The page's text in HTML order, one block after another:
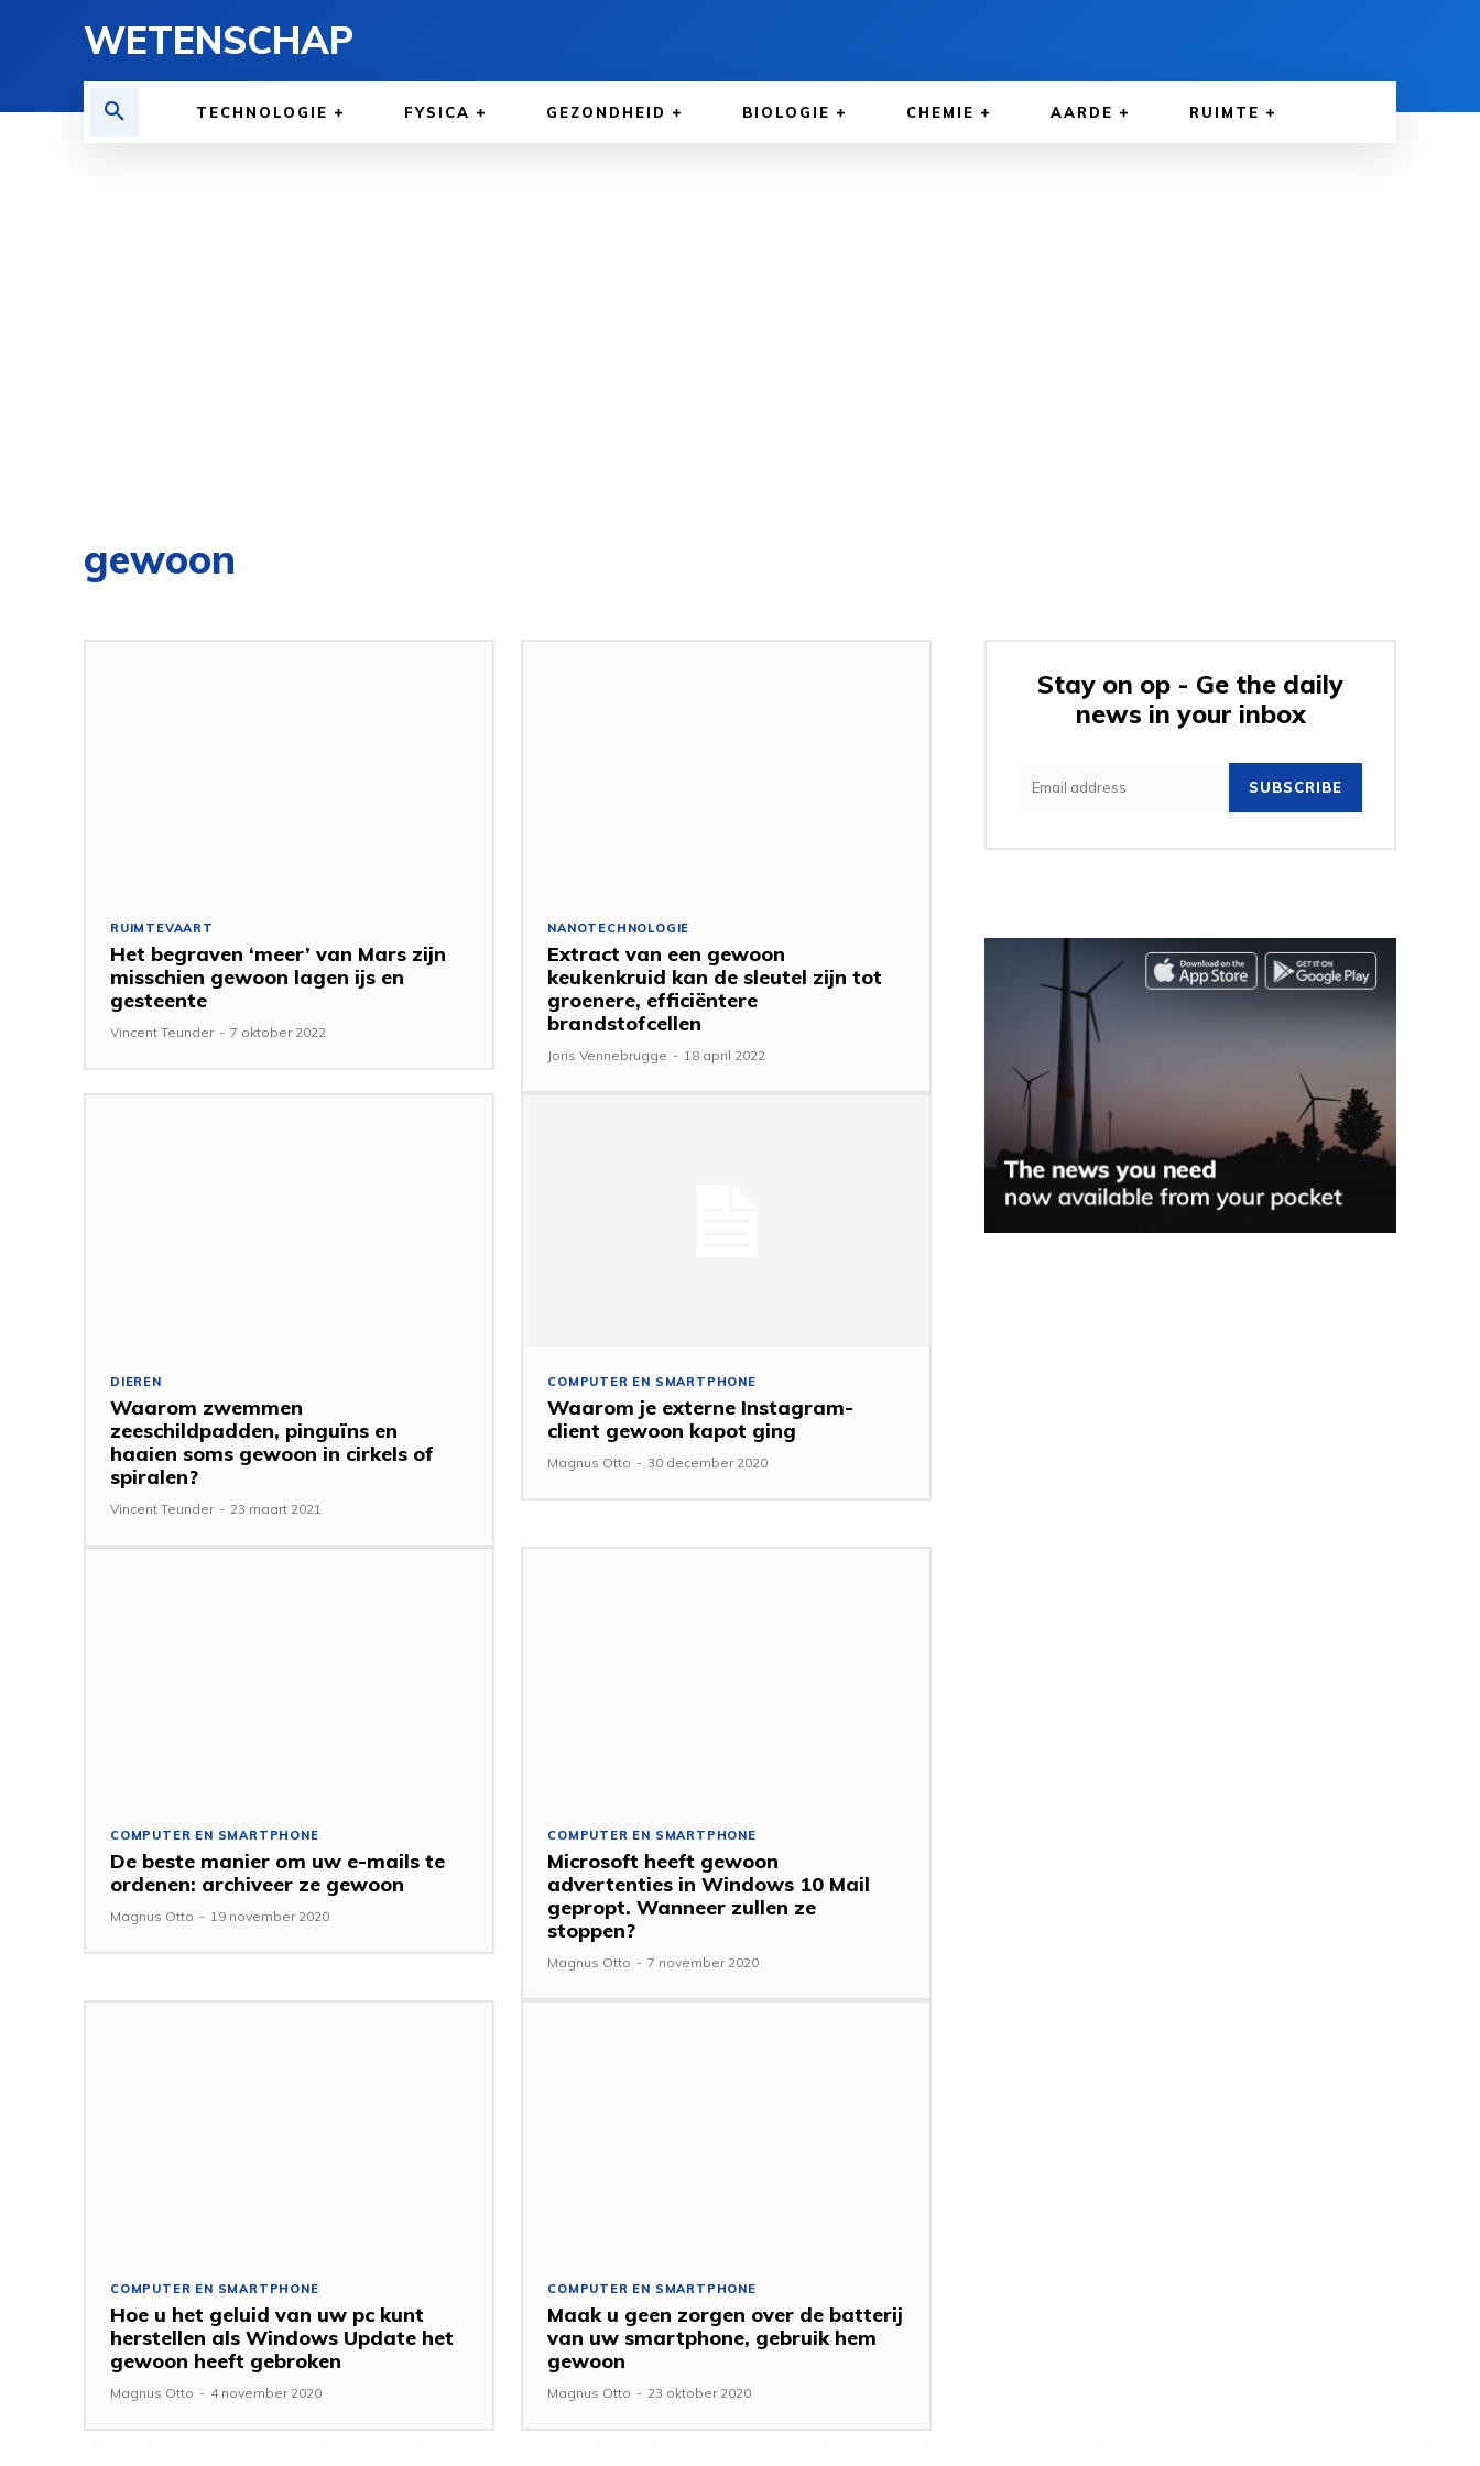
WETENSCHAP
TECHNOLOGIE FYSICA GEZONDHEID BIOLOGIE CHEMIE AARDE RUIMTE
gewoon
RUIMTEVAART
Het begraven ‘meer’ van Mars zijn
misschien gewoon lagen ijs en
gesteente
Vincent Teunder - 7 oktober 2022
NANOTECHNOLOGIE
Extract van een gewoon
keukenkruid kan de sleutel zijn tot
groenere, efficiëntere
brandstofcellen
Joris Vennebrugge - 18 april 2022
DIEREN
Waarom zwemmen
zeeschildpadden, pinguïns en
haaien soms gewoon in cirkels of
spiralen?
Vincent Teunder - 23 maart 2021
COMPUTER EN SMARTPHONE
Waarom je externe Instagram-
client gewoon kapot ging
Magnus Otto - 30 december 2020
COMPUTER EN SMARTPHONE
De beste manier om uw e-mails te
ordenen: archiveer ze gewoon
Magnus Otto - 19 november 2020
COMPUTER EN SMARTPHONE
Microsoft heeft gewoon
advertenties in Windows 10 Mail
gepropt. Wanneer zullen ze
stoppen?
Magnus Otto - 7 november 2020
COMPUTER EN SMARTPHONE
Hoe u het geluid van uw pc kunt
herstellen als Windows Update het
gewoon heeft gebroken
Magnus Otto - 4 november 2020
COMPUTER EN SMARTPHONE
Maak u geen zorgen over de batterij
van uw smartphone, gebruik hem
gewoon
Magnus Otto - 23 oktober 2020
Stay on op - Ge the daily
news in your inbox
SUBSCRIBE